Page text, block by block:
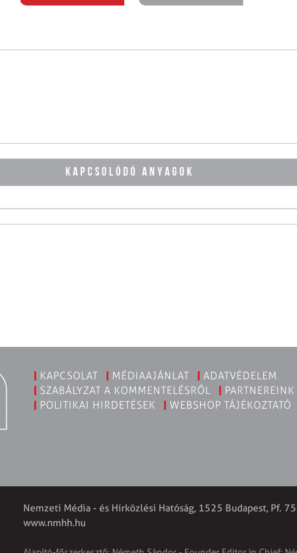
KAPCSOLÓDÓ ANYAGOK
KAPCSOLAT MÉDIAAJÁNLAT
ADATVÉDELEM
SZABÁLYZAT A KOMMENTELÉSRŐL
PARTNEREINK
POLITIKAI HIRDETÉSEK
WEBSHOP TÁJÉKOZTATÓ
Nemzeti Média - és Hírközlési Hatóság, 1525 Budapest, Pf.
www.nmhh.hu